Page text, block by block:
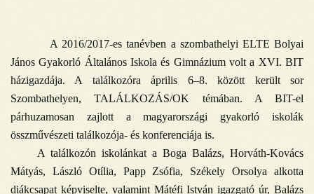
A 2016/2017-es tanévben a szombathelyi ELTE Bolyai
János Gyakorló Általános Iskola és Gimnázium volt a XVI. BIT
házigazdája. A találkozóra április 6–8. között került sor
Szombathelyen, TALÁLKOZÁS/OK témában. A BIT-el
párhuzamosan zajlott a magyarországi gyakorló iskolák
összművészeti találkozója- és konferenciája is.
A találkozón iskolánkat a Boga Balázs, Horváth-Kovács
Mátyás, László Otília, Papp Zsófia, Székely Orsolya alkotta
diákcsapat képviselte, valamint Mátéfi István igazgató úr, Balázs